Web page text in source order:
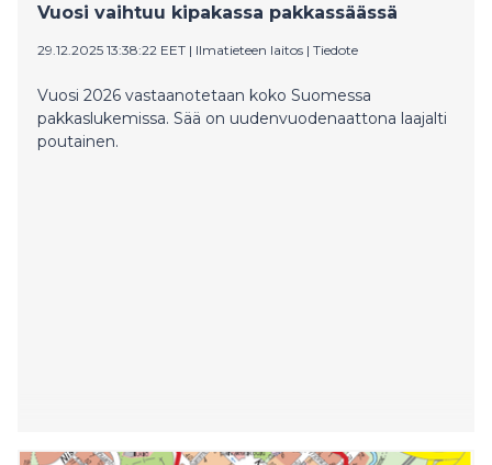
Vuosi vaihtuu kipakassa pakkassäässä
29.12.2025 13:38:22 EET | Ilmatieteen laitos | Tiedote
Vuosi 2026 vastaanotetaan koko Suomessa
pakkaslukemissa. Sää on uudenvuodenaattona laajalti
poutainen.